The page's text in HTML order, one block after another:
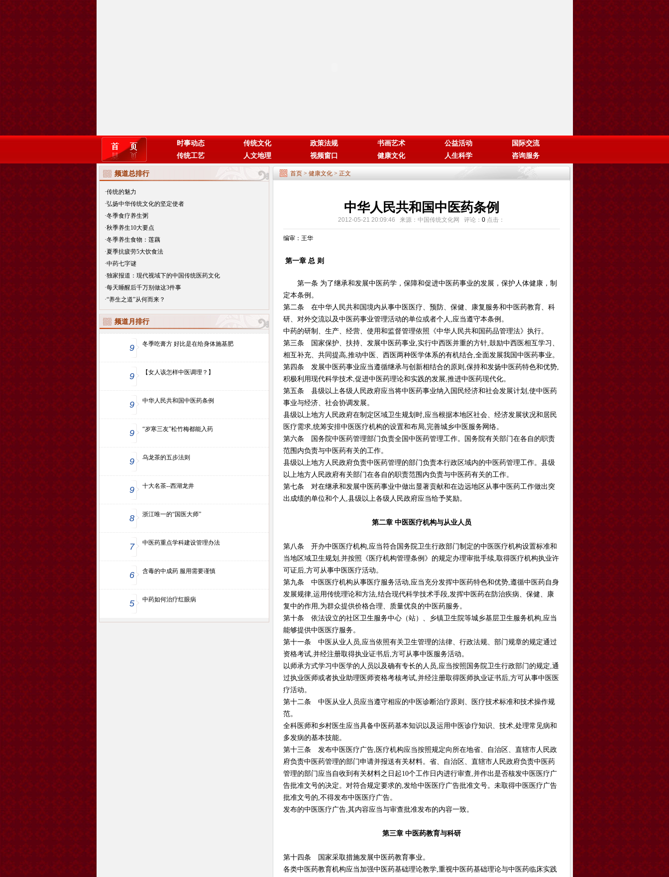
时事动态 传统文化 政策法规 书画艺术 公益活动
国际交流
传统工艺
人文地理 视频窗口 健康文化 人生科学 咨询服务
频道总排行
·传统的魅力
·弘扬中华传统文化的坚定使者
·冬季食疗养生粥
·秋季养生10大要点
·冬季养生食物：莲藕
·夏季抗疲劳5大饮食法
·中药七字谜
·独家报道：现代视域下的中国传统医药文化
·每天睡醒后千万别做这3件事
·“养生之道”从何而来？
频道月排行
9 冬季吃膏方 好比是在给身体施基肥
9 【女人该怎样中医调理？】
9 中华人民共和国中医药条例
9 “岁寒三友”松竹梅都能入药
9 乌龙茶的五步法则
9 十大名茶--西湖龙井
8 浙江唯一的“国医大师”
7 中医药重点学科建设管理办法
6 含毒的中成药 服用需要谨慎
5 中药如何治疗红眼病
首页> 健康文化> 正文
中华人民共和国中医药条例
2012-05-21 20:09:46 来源：中国传统文化网 评论： 0 点击：
编审：王华
第一章 总 则
第一条 为了继承和发展中医药学，保障和促进中医药事业的发展，保护人体健康，制
定本条例。
第二条 在中华人民共和国境内从事中医医疗、预防、保健、康复服务和中医药教育、科
研、对外交流以及中医药事业管理活动的单位或者个人,应当遵守本条例。
中药的研制、生产、经营、使用和监督管理依照《中华人民共和国药品管理法》执行。
第三条 国家保护、扶持、发展中医药事业,实行中西医并重的方针,鼓励中西医相互学习、
相互补充、共同提高,推动中医、西医两种医学体系的有机结合,全面发展我国中医药事业。
第四条 发展中医药事业应当遵循继承与创新相结合的原则,保持和发扬中医药特色和优势,
积极利用现代科学技术,促进中医药理论和实践的发展,推进中医药现代化。
第五条 县级以上各级人民政府应当将中医药事业纳入国民经济和社会发展计划,使中医药
事业与经济、社会协调发展。
县级以上地方人民政府在制定区域卫生规划时,应当根据本地区社会、经济发展状况和居民
医疗需求,统筹安排中医医疗机构的设置和布局,完善城乡中医服务网络。
第六条 国务院中医药管理部门负责全国中医药管理工作。国务院有关部门在各自的职责
范围内负责与中医药有关的工作。
县级以上地方人民政府负责中医药管理的部门负责本行政区域内的中医药管理工作。县级
以上地方人民政府有关部门在各自的职责范围内负责与中医药有关的工作。
第七条 对在继承和发展中医药事业中做出显著贡献和在边远地区从事中医药工作做出突
出成绩的单位和个人,县级以上各级人民政府应当给予奖励。
第二章 中医医疗机构与从业人员
第八条 开办中医医疗机构,应当符合国务院卫生行政部门制定的中医医疗机构设置标准和
当地区域卫生规划,并按照《医疗机构管理条例》的规定办理审批手续,取得医疗机构执业许
可证后,方可从事中医医疗活动。
第九条 中医医疗机构从事医疗服务活动,应当充分发挥中医药特色和优势,遵循中医药自身
发展规律,运用传统理论和方法,结合现代科学技术手段,发挥中医药在防治疾病、保健、康
复中的作用,为群众提供价格合理、质量优良的中医药服务。
第十条 依法设立的社区卫生服务中心（站）、乡镇卫生院等城乡基层卫生服务机构,应当
能够提供中医医疗服务。
第十一条 中医从业人员,应当依照有关卫生管理的法律、行政法规、部门规章的规定通过
资格考试,并经注册取得执业证书后,方可从事中医服务活动。
以师承方式学习中医学的人员以及确有专长的人员,应当按照国务院卫生行政部门的规定,通
过执业医师或者执业助理医师资格考核考试,并经注册取得医师执业证书后,方可从事中医医
疗活动。
第十二条 中医从业人员应当遵守相应的中医诊断治疗原则、医疗技术标准和技术操作规
范。
全科医师和乡村医生应当具备中医药基本知识以及运用中医诊疗知识、技术,处理常见病和
多发病的基本技能。
第十三条 发布中医医疗广告,医疗机构应当按照规定向所在地省、自治区、直辖市人民政
府负责中医药管理的部门申请并报送有关材料。省、自治区、直辖市人民政府负责中医药
管理的部门应当自收到有关材料之日起10个工作日内进行审查,并作出是否核发中医医疗广
告批准文号的决定。对符合规定要求的,发给中医医疗广告批准文号。未取得中医医疗广告
批准文号的,不得发布中医医疗广告。
发布的中医医疗广告,其内容应当与审查批准发布的内容一致。
第三章 中医药教育与科研
第十四条 国家采取措施发展中医药教育事业。
各类中医药教育机构应当加强中医药基础理论教学,重视中医药基础理论与中医药临床实践